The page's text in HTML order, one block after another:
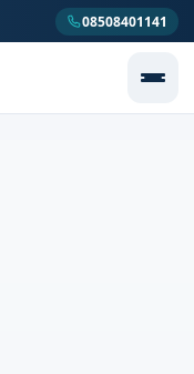
08508401141